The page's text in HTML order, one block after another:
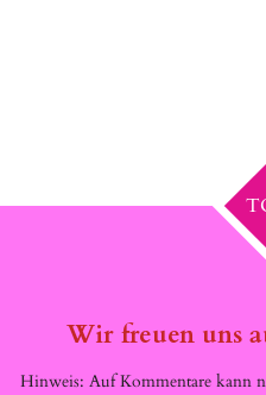
Wir freuen uns
Hinweis: Auf Kommentare kann